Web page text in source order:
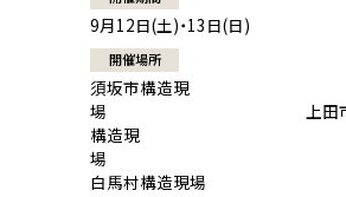
9月12日(土)・13日(日)
開催場所
須坂市構造現
場 上田
構造現
白馬村構造現場